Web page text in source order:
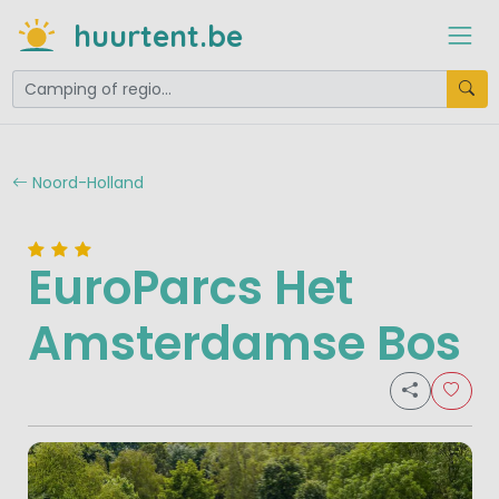
huurtent.be
Noord-Holland
EuroParcs Het
Amsterdamse Bos